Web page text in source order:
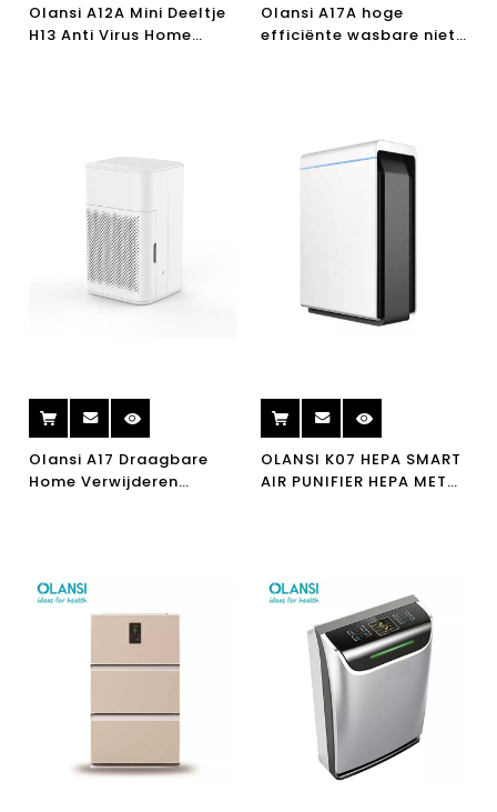
Olansi A12A Mini Deeltje
H13 Anti Virus Home
Olansi A17A hoge
efficiënte wasbare niet-
Olansi A17 Draagbare
Home Verwijderen
OLANSI K07 HEPA SMART
AIR PUNIFIER HEPA MET